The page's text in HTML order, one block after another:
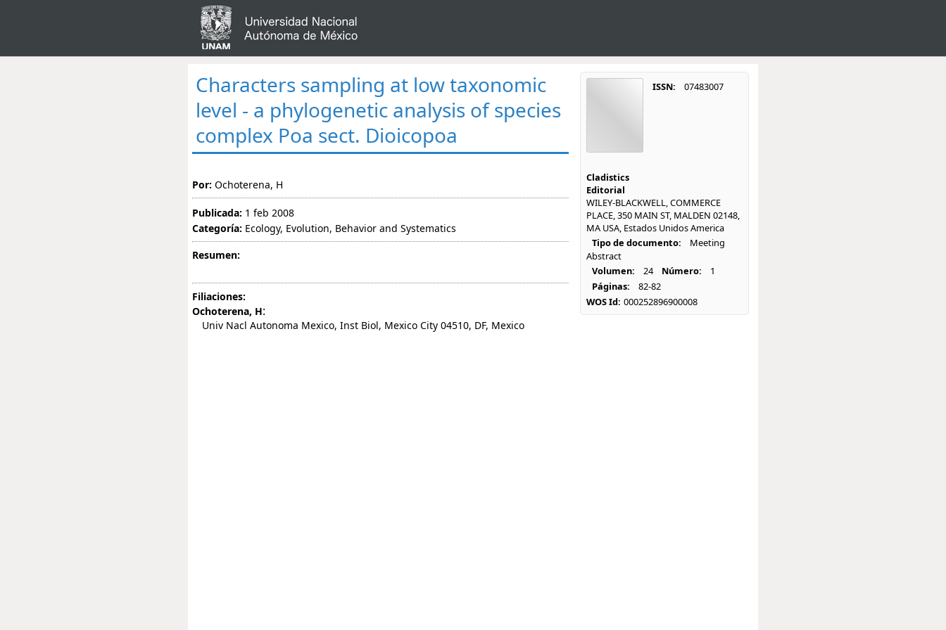
Characters sampling at low taxonomic
level - a phylogenetic analysis of species
complex Poa sect. Dioicopoa
Por: Ochoterena, H
Publicada: 1 feb 2008
Categoría: Ecology, Evolution, Behavior and Systematics
Resumen:
Filiaciones:
Ochoterena, H:
Univ Nacl Autonoma Mexico, Inst Biol, Mexico City 04510, DF, Mexico
ISSN: 07483007
Cladistics
Editorial
WILEY-BLACKWELL, COMMERCE
PLACE, 350 MAIN ST, MALDEN 02148,
MA USA, Estados Unidos America
Tipo de documento:
Meeting
Abstract
Volumen:
24 Número:
1
Páginas:
82-82
WOS Id: 000252896900008